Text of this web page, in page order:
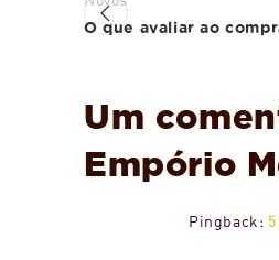
O que avaliar ao
Um
Empório
Pingback: